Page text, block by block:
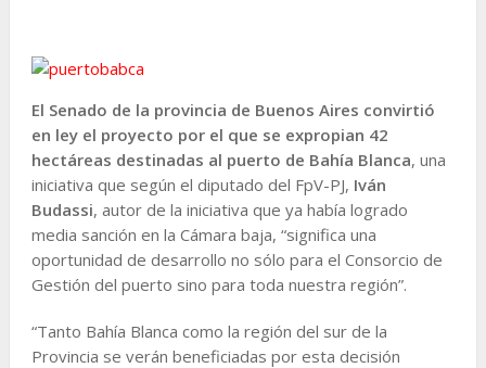
El Senado de la provincia de Buenos Aires convirtió
en ley el proyecto por el que se expropian 42
hectáreas destinadas al puerto de Bahía Blanca, una
iniciativa que según el diputado del FpV-PJ, Iván
Budassi, autor de la iniciativa que ya había logrado
media sanción en la Cámara baja, “significa una
oportunidad de desarrollo no sólo para el Consorcio de
Gestión del puerto sino para toda nuestra región”.
“Tanto Bahía Blanca como la región del sur de la
Provincia se verán beneficiadas por esta decisión